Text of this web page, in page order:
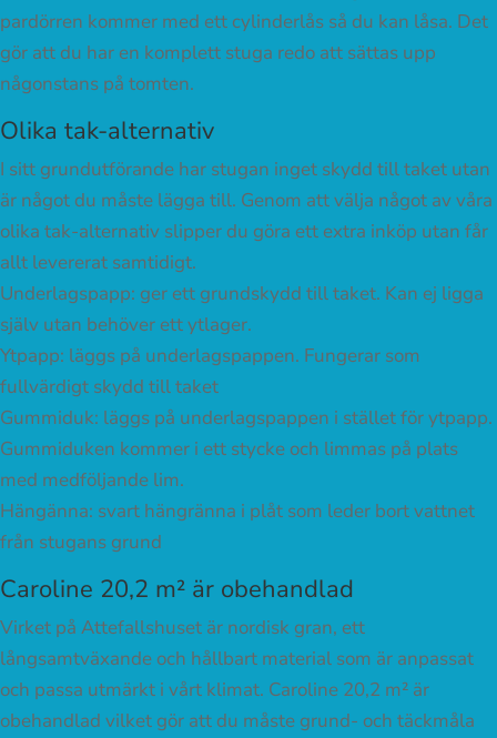
pardörren kommer med ett cylinderlås så du kan låsa. Det
gör att du har en komplett stuga redo att sättas upp
någonstans på tomten.
Olika tak-alternativ
I sitt grundutförande har stugan inget skydd till taket utan
är något du måste lägga till. Genom att välja något av våra
olika tak-alternativ slipper du göra ett extra inköp utan får
allt levererat samtidigt.
Underlagspapp: ger ett grundskydd till taket. Kan ej ligga
själv utan behöver ett ytlager.
Ytpapp: läggs på underlagspappen. Fungerar som
fullvärdigt skydd till taket
Gummiduk: läggs på underlagspappen i stället för ytpapp.
Gummiduken kommer i ett stycke och limmas på plats
med medföljande lim.
Hängänna: svart hängränna i plåt som leder bort vattnet
från stugans grund
Caroline 20,2 m² är obehandlad
Virket på Attefallshuset är nordisk gran, ett
långsamtväxande och hållbart material som är anpassat
och passa utmärkt i vårt klimat. Caroline 20,2 m² är
obehandlad vilket gör att du måste grund- och täckmåla